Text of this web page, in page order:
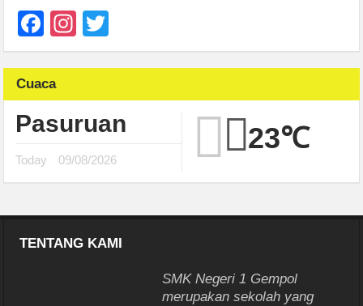
Facebook
Instagram
Cuaca
Pasuruan
Today 09/08/2026
23℃
TENTANG KAMI
SMK Negeri 1 Gempol
merupakan sekolah yang